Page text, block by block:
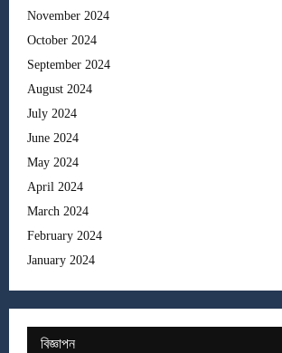
November 2024
October 2024
September 2024
August 2024
July 2024
June 2024
May 2024
April 2024
March 2024
February 2024
January 2024
বিজ্ঞাপন